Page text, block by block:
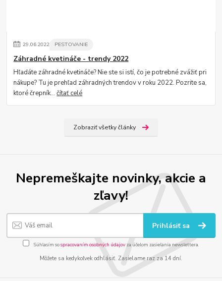
29.06.2022 PESTOVANIE
Záhradné kvetináče - trendy 2022
Hľadáte záhradné kvetináče? Nie ste si istí, čo je potrebné zvážiť pri
nákupe? Tu je prehľad záhradných trendov v roku 2022. Pozrite sa,
ktoré črepník...čítať celé
Zobraziť všetky články
Nepremeškajte novinky, akcie a
zľavy!
Prihlásiť sa
Súhlasím sospracovaním osobných údajov za účelom zasielania newslettera.
Môžete sa kedykoľvek odhlásiť. Zasielame raz za 14 dní.